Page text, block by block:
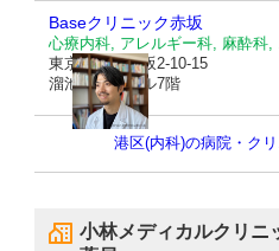
Baseクリニック赤坂
心療内科, アレルギー科, 麻酔科,
東京都港区赤坂2-10-15
溜池ミツワビル7階
港区(内科)の病院・ク
小林メディカルクリニ